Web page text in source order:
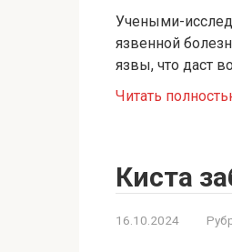
Учеными-
язвенной
язвы, что даст
Читать
Киста
16.10.2024